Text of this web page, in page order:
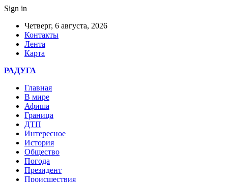
Sign in
Четверг, 6 августа, 2026
Контакты
Лента
Карта
РАДУГА
Главная
В мире
Афиша
Граница
ДТП
Интересное
История
Общество
Погода
Президент
Происшествия